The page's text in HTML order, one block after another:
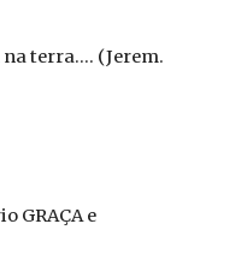
terra.... (Jerem.
e